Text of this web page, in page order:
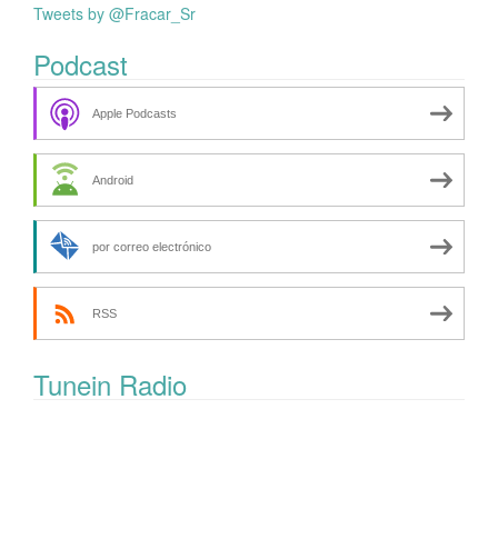
Tweets by @Fracar_Sr
Podcast
Apple Podcasts
Android
por correo electrónico
RSS
Tunein Radio